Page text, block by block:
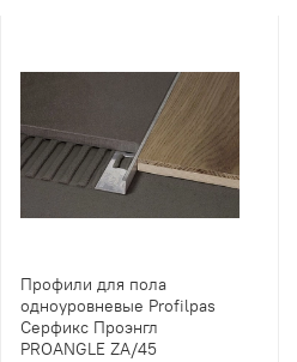
Профили для пола
одноуровневые Profilpas
Серфикс Проэнгл
PROANGLE ZA/45